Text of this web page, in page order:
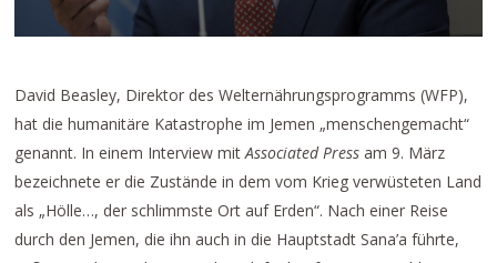
David Beasley, Direktor des Welternährungsprogramms (WFP),
hat die humanitäre Katastrophe im Jemen „menschengemacht“
genannt. In einem Interview mitAssociated Press am 9. März
bezeichnete er die Zustände in dem vom Krieg verwüsteten Land
als „Hölle…, der schlimmste Ort auf Erden“. Nach einer Reise
durch den Jemen, die ihn auch in die Hauptstadt Sana’a führte,